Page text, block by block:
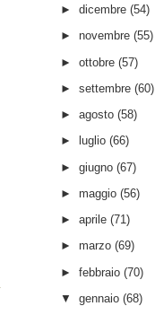
► dicembre (54)
► novembre (55)
► ottobre (57)
► settembre (60)
► agosto (58)
►
luglio (66)
► giugno (67)
► maggio (56)
► aprile (71)
► marzo (69)
► febbraio (70)
▼ gennaio (68)